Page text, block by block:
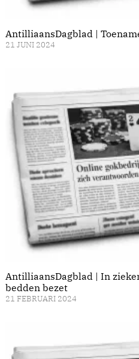
AntilliaansDagblad |
21 JUNI 2024
AntilliaansDagblad | In
bedden bezet
21 FEBRUARI 2024